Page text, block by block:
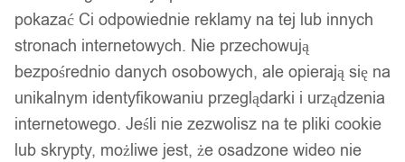
pokazać Ci odpowiednie reklamy na tej lub innych
stronach internetowych. Nie przechowują
bezpośrednio danych osobowych, ale opierają się na
unikalnym identyfikowaniu przeglądarki i urządzenia
internetowego. Jeśli nie zezwolisz na te pliki cookie
lub skrypty, możliwe jest, że osadzone wideo nie